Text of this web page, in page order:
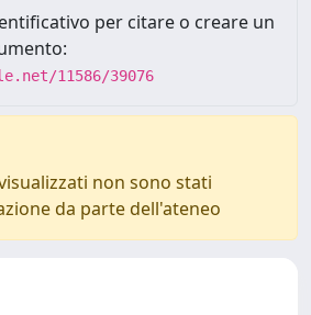
per citare o creare un
11586/39076
non sono stati
da parte dell'ateneo